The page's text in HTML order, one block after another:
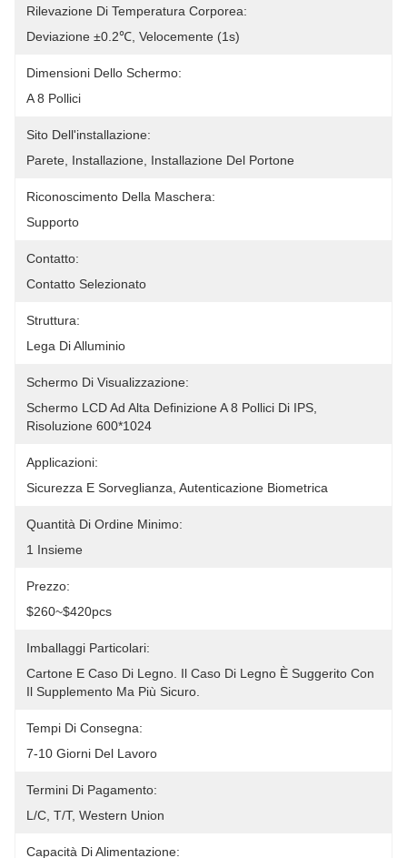
Rilevazione Di Temperatura Corporea:
Deviazione ±0.2℃, Velocemente (1s)
Dimensioni Dello Schermo:
A 8 Pollici
Sito Dell'installazione:
Parete, Installazione, Installazione Del Portone
Riconoscimento Della Maschera:
Supporto
Contatto:
Contatto Selezionato
Struttura:
Lega Di Alluminio
Schermo Di Visualizzazione:
Schermo LCD Ad Alta Definizione A 8 Pollici Di IPS,
Risoluzione 600*1024
Applicazioni:
Sicurezza E Sorveglianza, Autenticazione Biometrica
Quantità Di Ordine Minimo:
1 Insieme
Prezzo:
$260~$420pcs
Imballaggi Particolari:
Cartone E Caso Di Legno. Il Caso Di Legno È Suggerito Con
Il Supplemento Ma Più Sicuro.
Tempi Di Consegna:
7-10 Giorni Del Lavoro
Termini Di Pagamento:
L/C, T/T, Western Union
Capacità Di Alimentazione: